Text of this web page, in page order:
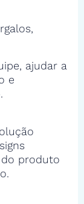
ajudar a
e
produto